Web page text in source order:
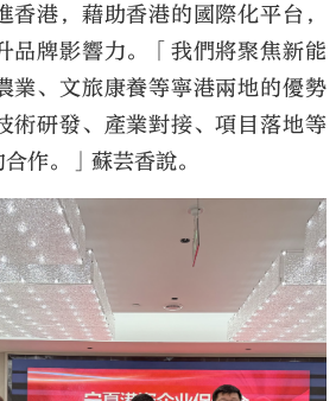
香港，藉助香港的國際化平台，
品牌影響力。「我們將聚焦新能
業、文旅康養等寧港兩地的優勢
術研發、產業對接、項目落地等
作。」蘇芸香說。